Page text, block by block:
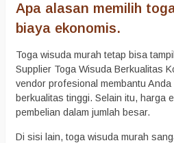
Apa alasan memilih
biaya ekonomis.
Toga wisuda murah tetap bisa
Supplier Toga Wisuda Berkualitas
vendor profesional membantu
berkualitas tinggi. Selain itu, harga
pembelian dalam jumlah besar.
Di sisi lain, toga wisuda murah